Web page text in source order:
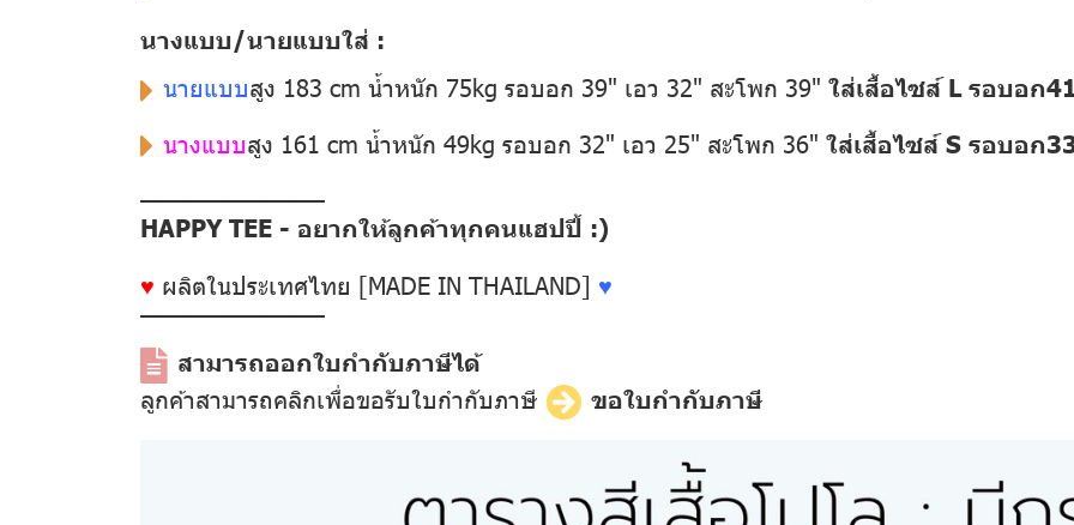
นางแบบ/นายแบบใส่ :
นายแบบสูง 183 cm น้ำหนัก 75kg รอบอก 39" เอว 32" สะโพก 39" ใส่เสื้อไซส์ L รอบอก
นางแบบสูง 161 cm น้ำหนัก 49kg รอบอก 32" เอว 25" สะโพก 36" ใส่เสื้อไซส์ S รอบอก
––––––––––––––
HAPPY TEE - อยากให้ลูกค้าทุกคนแฮปปี้ :)
♥ ผลิตในประเทศไทย [MADE IN THAILAND] ♥
––––––––––––––
สามารถออกใบกำกับภาษีได้
ลูกค้าสามารถคลิกเพื่อขอรับใบกำกับภาษี
ขอใบกำกับภาษี